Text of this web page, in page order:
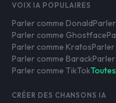
VOIX IA POPULAIRES
Parler comme Donald
Parler comme Ghostface
Parler comme Kratos
Parler comme Barack
Parler comme TikTok
CRÉER DES CHANSONS IA